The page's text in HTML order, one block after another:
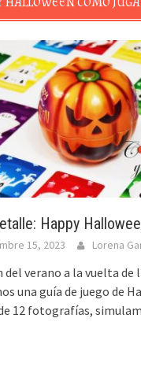
Happy
15, 2023 Lorena
del verano a la vuelta de
una guía de juego de
12 fotografías,